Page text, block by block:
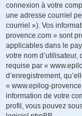
connexion à votre
une adresse courriel
courriel »). Vos
provence.com » sont
applicables dans le
votre nom d’utilisateur,
requise par «
d’enregistrement,
« www.epilog-
information de votre
profil, vous pouvez